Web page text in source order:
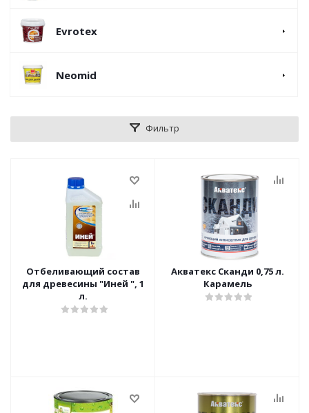
Evrotex
Neomid
Фильтр
Отбеливающий состав
для древесины "Иней ", 1
л.
Акватекс Сканди 0,75 л.
Карамель